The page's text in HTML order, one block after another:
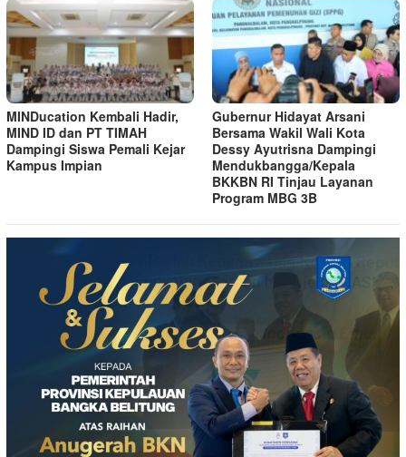
MINDucation Kembali Hadir,
MIND ID dan PT TIMAH
Dampingi Siswa Pemali Kejar
Kampus Impian
Gubernur Hidayat Arsani
Bersama Wakil Wali Kota
Dessy Ayutrisna Dampingi
Mendukbangga/Kepala
BKKBN RI Tinjau Layanan
Program MBG 3B